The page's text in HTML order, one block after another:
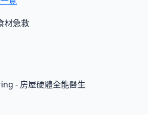
材急救
- 房屋硬體全能醫生